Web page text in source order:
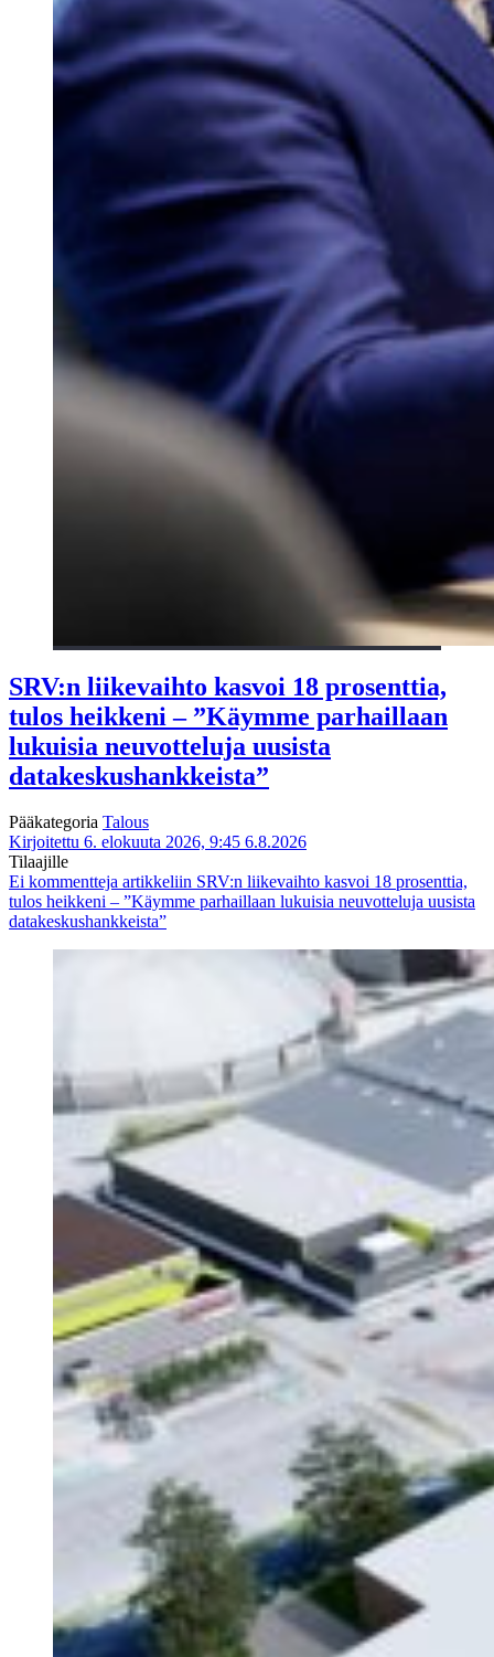
SRV:n liikevaihto kasvoi 18 prosenttia,
tulos heikkeni – ”Käymme parhaillaan
lukuisia neuvotteluja uusista
datakeskushankkeista”
Pääkategoria Talous
Kirjoitettu 6. elokuuta 2026, 9:45 6.8.2026
Tilaajille
Ei kommentteja artikkeliin SRV:n liikevaihto kasvoi 18 prosenttia,
tulos heikkeni – ”Käymme parhaillaan lukuisia neuvotteluja uusista
datakeskushankkeista”